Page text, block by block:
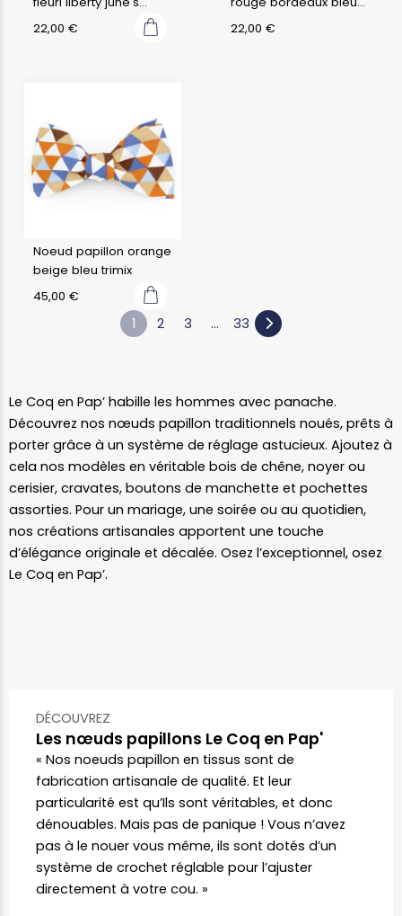
meadow f
22,00 €
pétrole fleuri liberty
22,00 €
Noeud papillon orange
beige bleu trimix
45,00 €
1 2 3 … 33
Le Coq en Pap’ habille les hommes avec panache.
Découvrez nos nœuds papillon traditionnels noués, prêts à
porter grâce à un système de réglage astucieux. Ajoutez à
cela nos modèles en véritable bois de chêne, noyer ou
cerisier, cravates, boutons de manchette et pochettes
assorties. Pour un mariage, une soirée ou au quotidien,
nos créations artisanales apportent une touche
d’élégance originale et décalée. Osez l’exceptionnel, osez
Le Coq en Pap’.
DÉCOUVREZ
Les nœuds papillons Le Coq en Pap'
« Nos noeuds papillon en tissus sont de
fabrication artisanale de qualité. Et leur
particularité est qu’Ils sont véritables, et donc
dénouables. Mais pas de panique ! Vous n’avez
pas à le nouer vous même, ils sont dotés d’un
système de crochet réglable pour l’ajuster
directement à votre cou. »